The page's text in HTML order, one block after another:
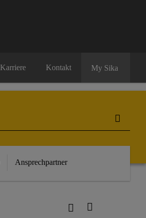
Karriere Kontakt My Sika
Ansprechpartner